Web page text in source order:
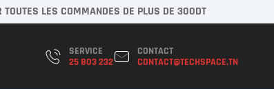
TOUTES LES COMMANDES DE PLUS DE 300DT
SERVICE
25 803 232
CONTACT
CONTACT@TECHSPACE.TN